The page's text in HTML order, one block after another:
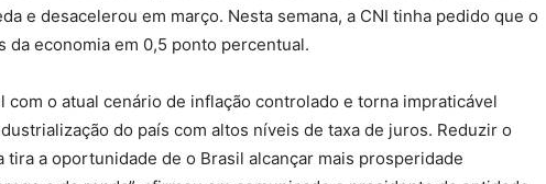
e desacelerou em março. Nesta semana, a CNI tinha pedido que o
da economia em 0,5 ponto percentual.
com o atual cenário de inflação controlado e torna impraticável
do país com altos níveis de taxa de juros. Reduzir o
tira a oportunidade de o Brasil alcançar mais prosperidade